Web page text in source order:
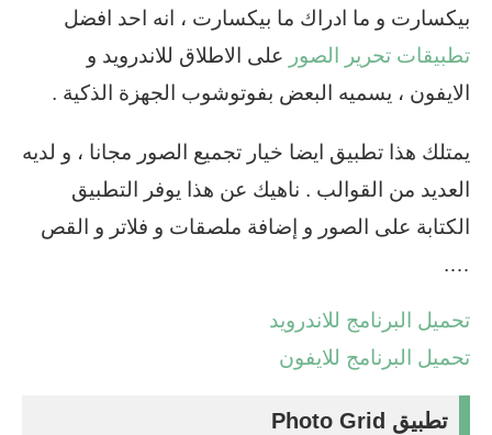
بيكسارت و ما ادراك ما بيكسارت ، انه احد افضل
تطبيقات تحرير الصور على الاطلاق للاندرويد و
الايفون ، يسميه البعض بفوتوشوب الجهزة الذكية .
يمتلك هذا تطبيق ايضا خيار تجميع الصور مجانا ، و لديه
العديد من القوالب . ناهيك عن هذا يوفر التطبيق
الكتابة على الصور و إضافة ملصقات و فلاتر و القص
….
تحميل البرنامج للاندرويد
تحميل البرنامج للايفون
تطبيق Photo Grid